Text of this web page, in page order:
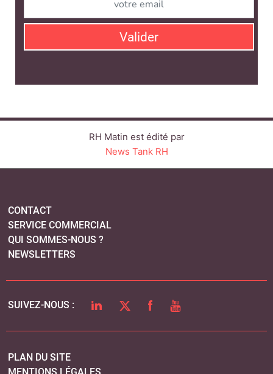
Valider
RH Matin est édité par
News Tank RH
CONTACT
SERVICE COMMERCIAL
QUI SOMMES-NOUS ?
NEWSLETTERS
SUIVEZ-NOUS : LINKEDINTWITTERFACEBOOK
YOUTUBE
PLAN DU SITE
MENTIONS LÉGALES